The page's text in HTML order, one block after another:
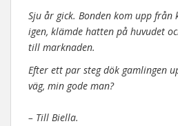
Sju år gick. Bonden kom upp från
igen, klämde hatten på huvudet
till marknaden.
Efter ett par steg dök gamlingen
väg, min gode man?
– Till Biella.